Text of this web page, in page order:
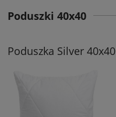
Poduszki 40x40
Poduszka Silver 40x40